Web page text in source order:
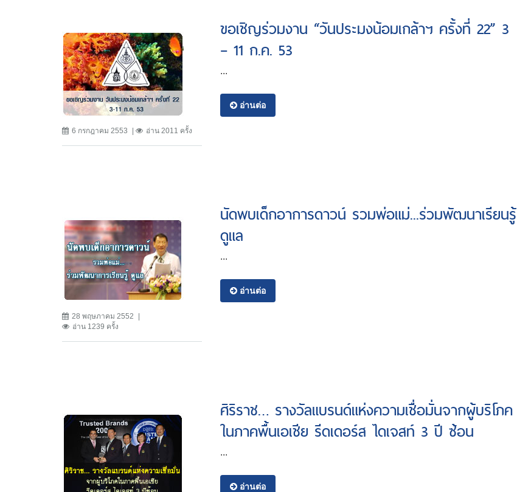
6 กรกฎาคม 2553 อ่าน 2011 ครั้ง
ขอเชิญร่วมงาน “วันประมงน้อมเกล้าฯ ครั้งที่ 22” 3
– 11 ก.ค. 53
...
อ่านต่อ
28 พฤษภาคม 2552
อ่าน 1239 ครั้ง
นัดพบเด็กอาการดาวน์ รวมพ่อแม่...ร่วมพัฒนาเรียนรู้
ดูแล
...
อ่านต่อ
ศิริราช… รางวัลแบรนด์แห่งความเชื่อมั่นจากผู้บริโภค
ในภาคพื้นเอเชีย รีดเดอร์ส ไดเจสท์ 3 ปี ซ้อน
...
อ่านต่อ